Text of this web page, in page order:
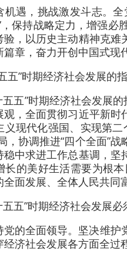
机遇，挑战激发斗志。全
，保持战略定力，增强
验，以历史主动精神克
篇章，奋力开创中国式现
五”时期经济社会发展的
五五”时期经济社会发展
观，全面贯彻习近平新
义现代化强国、实现第
，协调推进“四个全面”
稳中求进工作总基调，
长的美好生活需要为根
全面发展、全体人民共
五五”时期经济社会发展
的全面领导。坚决维护
经济社会发展各方面全